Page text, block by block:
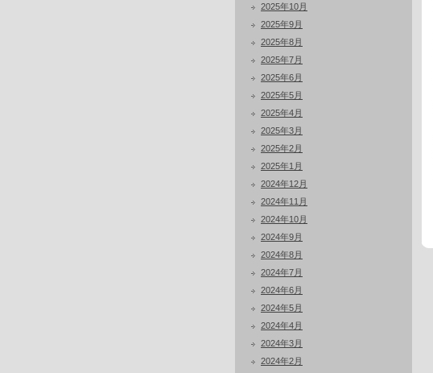
2025年10月
2025年9月
2025年8月
2025年7月
2025年6月
2025年5月
2025年4月
2025年3月
2025年2月
2025年1月
2024年12月
2024年11月
2024年10月
2024年9月
2024年8月
2024年7月
2024年6月
2024年5月
2024年4月
2024年3月
2024年2月